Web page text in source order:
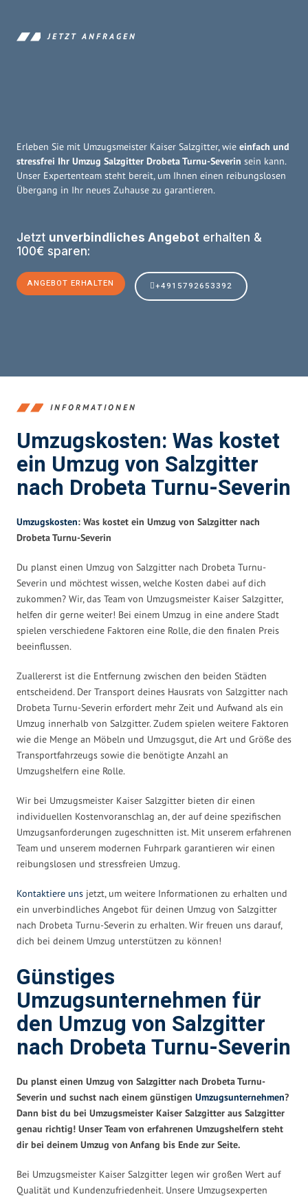
JETZT ANFRAGEN
Erleben Sie mit Umzugsmeister Kaiser Salzgitter, wie einfach und
stressfrei Ihr Umzug Salzgitter Drobeta Turnu-Severin sein kann.
Unser Expertenteam steht bereit, um Ihnen einen reibungslosen
Übergang in Ihr neues Zuhause zu garantieren.
Jetzt unverbindliches Angebot erhalten &
100€ sparen:
ANGEBOT ERHALTEN +4915792653392
INFORMATIONEN
Umzugskosten: Was kostet
ein Umzug von Salzgitter
nach Drobeta Turnu-Severin
Umzugskosten: Was kostet ein Umzug von Salzgitter nach
Drobeta Turnu-Severin
Du planst einen Umzug von Salzgitter nach Drobeta Turnu-
Severin und möchtest wissen, welche Kosten dabei auf dich
zukommen? Wir, das Team von Umzugsmeister Kaiser Salzgitter,
helfen dir gerne weiter! Bei einem Umzug in eine andere Stadt
spielen verschiedene Faktoren eine Rolle, die den finalen Preis
beeinflussen.
Zuallererst ist die Entfernung zwischen den beiden Städten
entscheidend. Der Transport deines Hausrats von Salzgitter nach
Drobeta Turnu-Severin erfordert mehr Zeit und Aufwand als ein
Umzug innerhalb von Salzgitter. Zudem spielen weitere Faktoren
wie die Menge an Möbeln und Umzugsgut, die Art und Größe des
Transportfahrzeugs sowie die benötigte Anzahl an
Umzugshelfern eine Rolle.
Wir bei Umzugsmeister Kaiser Salzgitter bieten dir einen
individuellen Kostenvoranschlag an, der auf deine spezifischen
Umzugsanforderungen zugeschnitten ist. Mit unserem erfahrenen
Team und unserem modernen Fuhrpark garantieren wir einen
reibungslosen und stressfreien Umzug.
Kontaktiere uns jetzt, um weitere Informationen zu erhalten und
ein unverbindliches Angebot für deinen Umzug von Salzgitter
nach Drobeta Turnu-Severin zu erhalten. Wir freuen uns darauf,
dich bei deinem Umzug unterstützen zu können!
Günstiges
Umzugsunternehmen für
den Umzug von Salzgitter
nach Drobeta Turnu-Severin
Du planst einen Umzug von Salzgitter nach Drobeta Turnu-
Severin und suchst nach einem günstigen Umzugsunternehmen?
Dann bist du bei Umzugsmeister Kaiser Salzgitter aus Salzgitter
genau richtig! Unser Team von erfahrenen Umzugshelfern steht
dir bei deinem Umzug von Anfang bis Ende zur Seite.
Bei Umzugsmeister Kaiser Salzgitter legen wir großen Wert auf
Qualität und Kundenzufriedenheit. Unsere Umzugsexperten